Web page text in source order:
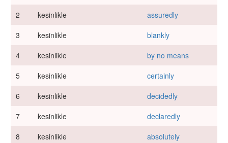
2
kesinlikle
assuredly
3
kesinlikle
blankly
4
kesinlikle
by no means
5
kesinlikle
certainly
6
kesinlikle
decidedly
7
kesinlikle
declaredly
8
kesinlikle
absolutely